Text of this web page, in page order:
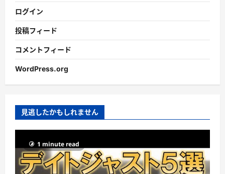
ログイン
投稿フィード
コメントフィード
WordPress.org
見逃したかもしれません
1 minute read